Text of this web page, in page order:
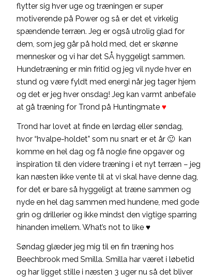
flytter sig hver uge og træningen er super
motiverende på Power og så er det et virkelig
spændende terræn. Jeg er også utrolig glad for
dem, som jeg går på hold med, det er skønne
mennesker og vi har det SÅ hyggeligt sammen.
Hundetræning er min fritid og jeg vil nyde hver en
stund og være fyldt med energi når jeg tager hjem
og det er jeg hver onsdag! Jeg kan varmt anbefale
at gå træning for Trond på Huntingmate ♥
Trond har lovet at finde en lørdag eller søndag,
hvor “hvalpe-holdet” som nu snart er et år 🙂 kan
komme en hel dag og få nogle fine opgaver og
inspiration til den videre træning i et nyt terræn – jeg
kan næsten ikke vente til at vi skal have denne dag,
for det er bare så hyggeligt at træne sammen og
nyde en hel dag sammen med hundene, med gode
grin og drillerier og ikke mindst den vigtige sparring
hinanden imellem. What’s not to like ♥
Søndag glæder jeg mig til en fin træning hos
Beechbrook med Smilla. Smilla har været i løbetid
og har ligget stille i næsten 3 uger nu så det bliver